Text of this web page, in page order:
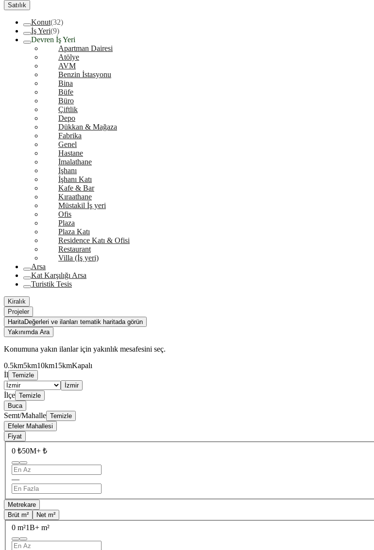
Satılık
Konut(32)
İş Yeri(9)
Devren İş Yeri
Apartman Dairesi
Atölye
AVM
Benzin İstasyonu
Bina
Büfe
Büro
Çiftlik
Depo
Dükkan & Mağaza
Fabrika
Genel
Hastane
İmalathane
İşhanı
İşhanı Katı
Kafe & Bar
Kıraathane
Müstakil İş yeri
Ofis
Plaza
Plaza Katı
Residence Katı & Ofisi
Restaurant
Villa (İş yeri)
Arsa
Kat Karşılığı Arsa
Turistik Tesis
Kiralık
Projeler
HaritaDeğerleri ve ilanları tematik haritada görün
Yakınımda Ara
Konumuna yakın ilanlar için yakınlık mesafesini seç.
0.5km5km10km15kmKapalı
İl Temizle
İzmir
İlçe Temizle
Buca
Semt/Mahalle Temizle
Efeler Mahallesi
Fiyat
0 ₺50M+ ₺
—
Metrekare
Brüt m²
Net m²
0 m²1B+ m²